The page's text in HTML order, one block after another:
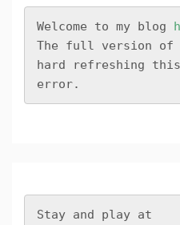
Welcome to my blog
The full version
hard refreshing
error.